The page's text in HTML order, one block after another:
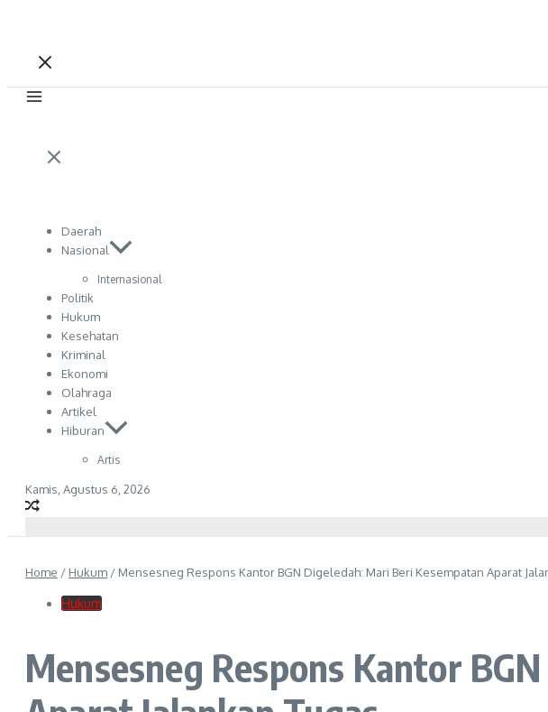
Daerah
Nasional
Internasional
Politik
Hukum
Kesehatan
Kriminal
Ekonomi
Olahraga
Artikel
Hiburan
Artis
Kamis, Agustus 6, 2026
Home / Hukum / Mensesneg Respons Kantor BGN Digeledah: Mari Beri Kesempatan Aparat
Hukum
Mensesneg Respons Kantor